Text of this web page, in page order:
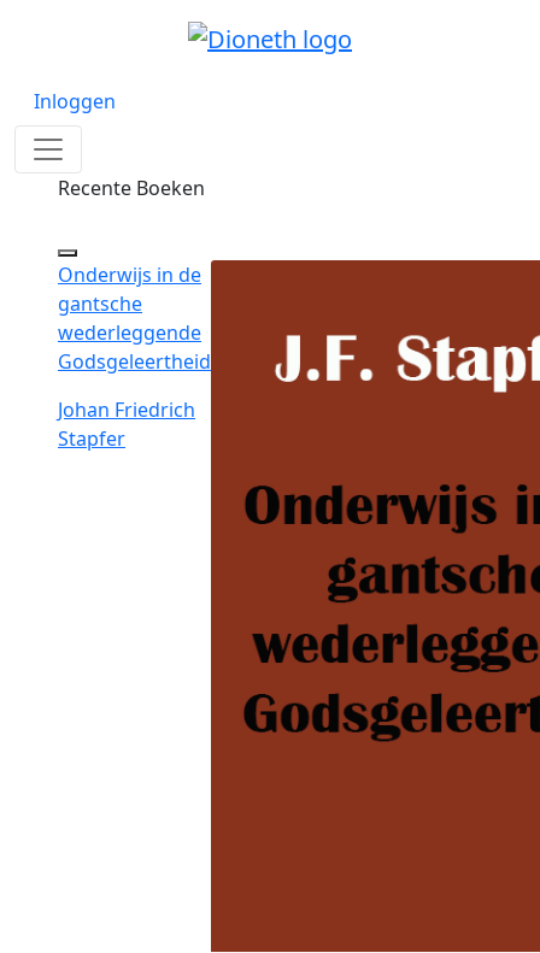
Inloggen
Recente Boeken
Onderwijs in de
gantsche
wederleggende
Godsgeleertheid
Johan Friedrich
Stapfer